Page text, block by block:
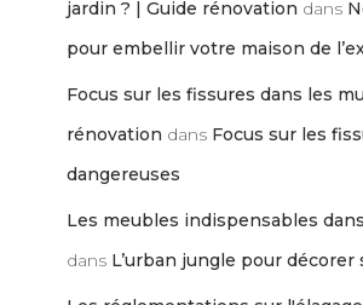
jardin ? | Guide rénovation dans
pour embellir votre maison de
Focus sur les fissures dans les
rénovation dans Focus sur les
dangereuses
Les meubles indispensables
dans L’urban jungle pour